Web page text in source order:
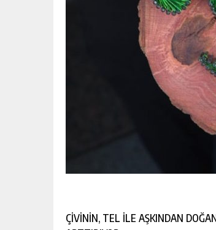
ÇİVİNİN, TEL İLE AŞKINDAN